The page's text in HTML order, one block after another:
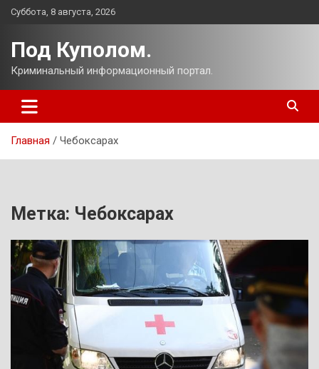
Перейти
Суббота, 8 августа, 2026
Под Куполом.
Криминальный информационный портал.
Главная Чебоксарах
Метка: Чебоксарах